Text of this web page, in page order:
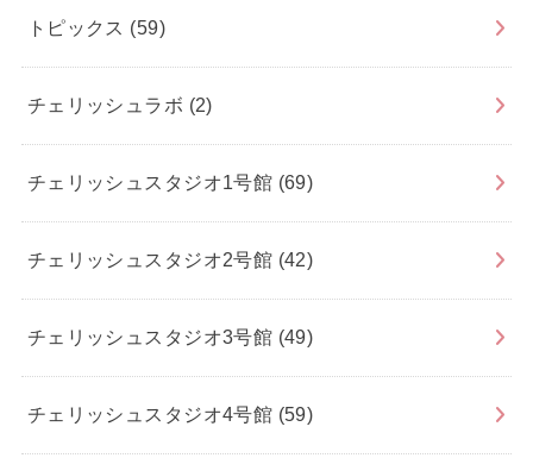
トピックス (59)
チェリッシュラボ (2)
チェリッシュスタジオ1号館 (69)
チェリッシュスタジオ2号館 (42)
チェリッシュスタジオ3号館 (49)
チェリッシュスタジオ4号館 (59)